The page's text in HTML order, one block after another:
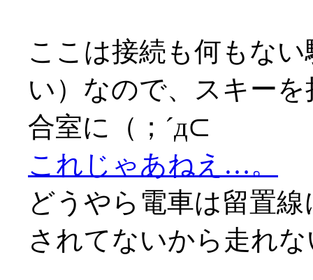
ここは接続も何もな
い）なので、スキー
合室に（；´д⊂
これじゃあねえ…。
どうやら電車は留置
されてないから走れ